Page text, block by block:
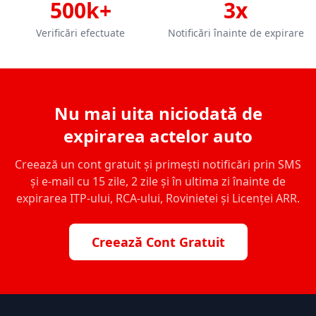
500k+
Verificări efectuate
3x
Notificări înainte de expirare
Nu mai uita niciodată de
expirarea actelor auto
Creează un cont gratuit și primești notificări prin SMS
și e-mail cu 15 zile, 2 zile și în ultima zi înainte de
expirarea ITP-ului, RCA-ului, Rovinietei și Licenței ARR.
Creează Cont Gratuit